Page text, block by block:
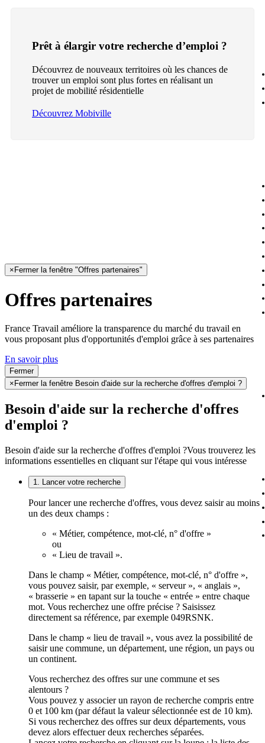
Prêt à élargir votre recherche d’emploi ?
Découvrez de nouveaux territoires où les chances de
trouver un emploi sont plus fortes en réalisant un
projet de mobilité résidentielle
Découvrez Mobiville
× Fermer la fenêtre "Offres partenaires"
Offres partenaires
France Travail améliore la transparence du marché du travail en
vous proposant plus d'opportunités d'emploi grâce à ses partenaires
En savoir plus
Fermer
× Fermer la fenêtre Besoin d'aide sur la recherche d'offres d'emploi ?
Besoin d'aide sur la recherche d'offres
d'emploi ?
Besoin d'aide sur la recherche d'offres d'emploi ?Vous trouverez les
informations essentielles en cliquant sur l'étape qui vous intéresse
1. Lancer votre recherche
Pour lancer une recherche d'offres, vous devez saisir au moins
un des deux champs :
« Métier, compétence, mot-clé, n° d'offre »
ou
« Lieu de travail ».
Dans le champ « Métier, compétence, mot-clé, n° d'offre »,
vous pouvez saisir, par exemple, « serveur », « anglais »,
« brasserie » en tapant sur la touche « entrée » entre chaque
mot. Vous recherchez une offre précise ? Saisissez
directement sa référence, par exemple 049RSNK.
Dans le champ « lieu de travail », vous avez la possibilité de
saisir une commune, un département, une région, un pays ou
un continent.
Vous recherchez des offres sur une commune et ses
alentours ?
Vous pouvez y associer un rayon de recherche compris entre
0 et 100 km (par défaut la valeur sélectionnée est de 10 km).
Si vous recherchez des offres sur deux départements, vous
devez alors effectuer deux recherches séparées.